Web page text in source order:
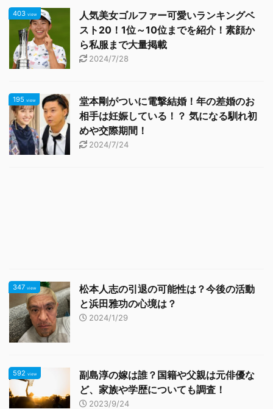
403 view
人気美女ゴルファー可愛いランキングベ
スト20！1位～10位までを紹介！素顔か
ら私服まで大量掲載
2024/7/28
195 view
堂本剛がついに電撃結婚！年の差婚のお
相手は妊娠している！？ 気になる馴れ初
めや交際期間！
2024/7/24
347 view
松本人志の引退の可能性は？今後の活動
と浜田雅功の心境は？
2024/1/29
592 view
副島淳の嫁は誰？国籍や父親は元俳優な
ど、家族や学歴についても調査！
2023/9/24